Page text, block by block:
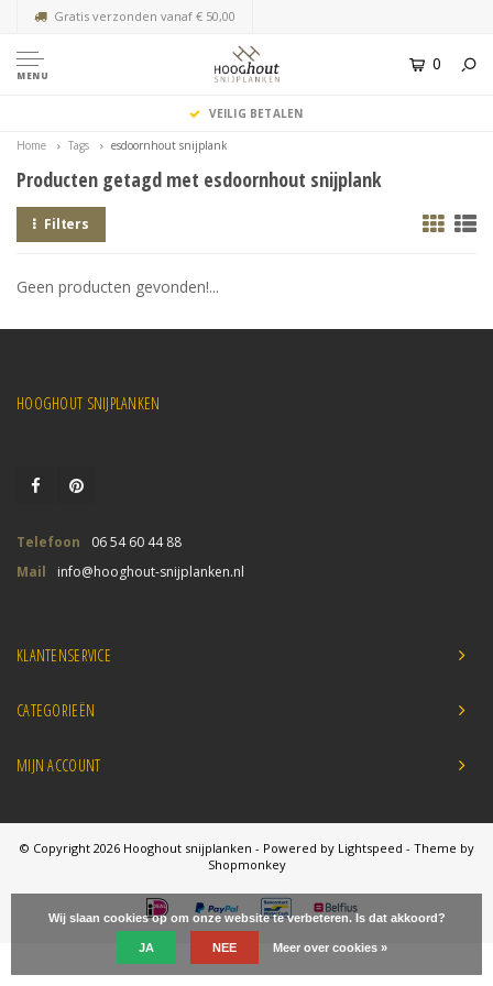
Gratis verzonden vanaf € 50,00
MENU
0
VEILIG BETALEN
Home Tags esdoornhout snijplank
Producten getagd met esdoornhout snijplank
Filters
Geen producten gevonden!...
HOOGHOUT SNIJPLANKEN
Telefoon
06 54 60 44 88
Mail
info@hooghout-snijplanken.nl
KLANTENSERVICE
CATEGORIEËN
MIJN ACCOUNT
© Copyright 2026 Hooghout snijplanken - Powered by Lightspeed - Theme by
Shopmonkey
Wij slaan cookies op om onze website te verbeteren. Is dat akkoord?
JA NEE Meer over cookies »